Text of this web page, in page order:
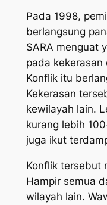
Pada 1998,
berlangsung
SARA menguat
pada kekerasan
Konflik itu
Kekerasan
kewilayah lain.
kurang lebih
juga ikut
Konflik tersebut
Hampir semua
wilayah lain.